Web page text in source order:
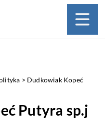
> Dudkowiak Kopeć
Putyra sp.j